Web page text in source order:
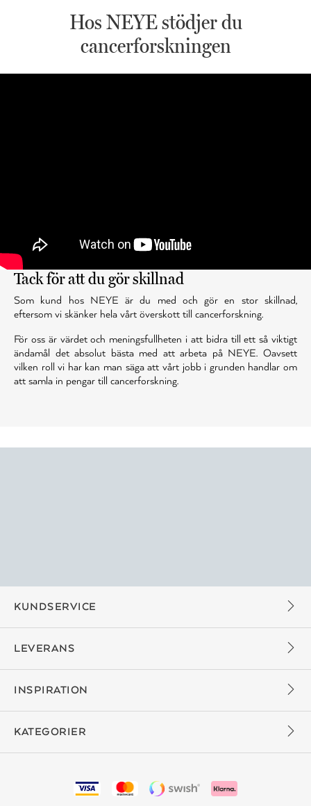
Hos NEYE stödjer du
cancerforskningen
Tack för att du gör skillnad
Som kund hos NEYE är du med och gör en stor skillnad,
eftersom vi skänker hela vårt överskott till cancerforskning.
För oss är värdet och meningsfullheten i att bidra till ett så viktigt
ändamål det absolut bästa med att arbeta på NEYE. Oavsett
vilken roll vi har kan man säga att vårt jobb i grunden handlar om
att samla in pengar till cancerforskning.
KUNDSERVICE
LEVERANS
INSPIRATION
KATEGORIER